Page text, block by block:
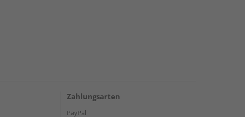
Zahlungsarten
PayPal